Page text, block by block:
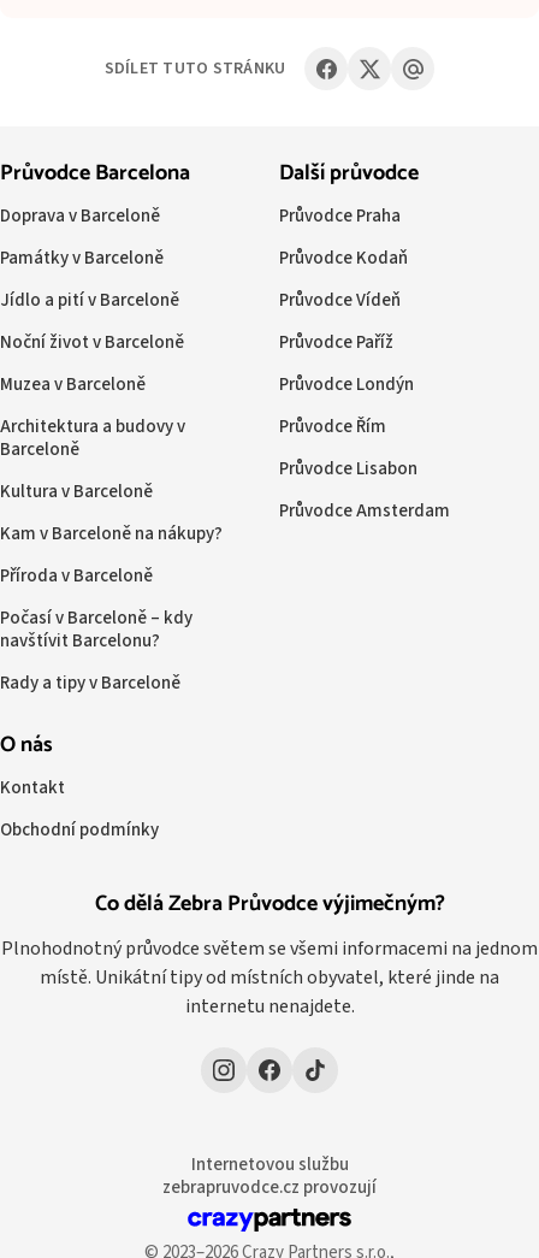
SDÍLET TUTO STRÁNKU
Co dělá Zebra Průvodce výjimečným?
Plnohodnotný průvodce světem se všemi informacemi na jednom
místě. Unikátní tipy od místních obyvatel, které jinde na
internetu nenajdete.
Průvodce Barcelona
Doprava v Barceloně
Památky v Barceloně
Jídlo a pití v Barceloně
Noční život v Barceloně
Muzea v Barceloně
Architektura a budovy v
Barceloně
Kultura v Barceloně
Kam v Barceloně na nákupy?
Příroda v Barceloně
Počasí v Barceloně – kdy
navštívit Barcelonu?
Rady a tipy v Barceloně
Další průvodce
Průvodce Praha
Průvodce Kodaň
Průvodce Vídeň
Průvodce Paříž
Průvodce Londýn
Průvodce Řím
Průvodce Lisabon
Průvodce Amsterdam
O nás
Kontakt
Obchodní podmínky
Internetovou službu
zebrapruvodce.cz provozují
© 2023–2026 Crazy Partners s.r.o.,